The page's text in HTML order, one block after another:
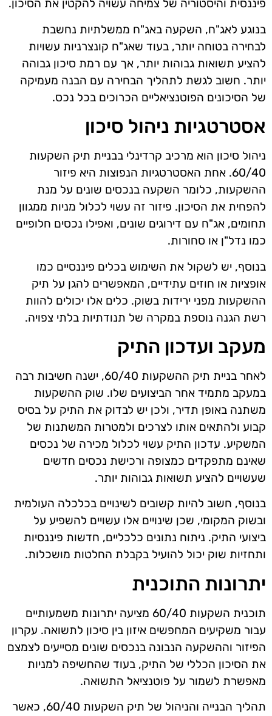
פיננסית והיסטוריה של צמיחה עשויה להקטין את הסיכון.
בנוגע לאג"ח, השקעה באג"ח ממשלתיות נחשבת
לבחירה בטוחה יותר, בעוד שאג"ח קונצרניות עשויות
להציע תשואות גבוהות יותר, אך עם רמת סיכון גבוהה
יותר. חשוב לגשת לתהליך הבחירה עם הבנה מעמיקה
של הסיכונים הפוטנציאליים הכרוכים בכל נכס.
אסטרטגיות ניהול סיכון
ניהול סיכון הוא מרכיב קרדינלי בבניית תיק השקעות
60/40. אחת האסטרטגיות הנפוצות היא פיזור
ההשקעות, כלומר השקעה בנכסים שונים על מנת
להפחית את הסיכון. פיזור זה עשוי לכלול מניות ממגוון
תחומים, אג"ח עם דירוגים שונים, ואפילו נכסים חלופיים
כמו נדל"ן או סחורות.
בנוסף, יש לשקול את השימוש בכלים פיננסיים כמו
אופציות או חוזים עתידיים, המאפשרים להגן על תיק
ההשקעות מפני ירידות בשוק. כלים אלו יכולים להוות
רשת הגנה נוספת במקרה של תנודתיות בלתי צפויה.
מעקב ועדכון התיק
לאחר בניית תיק ההשקעות 60/40, ישנה חשיבות רבה
במעקב מתמיד אחר הביצועים שלו. שוק ההשקעות
משתנה באופן תדיר, ולכן יש לבדוק את התיק על בסיס
קבוע ולהתאים אותו לצרכים ולמטרות המשתנות של
המשקיע. עדכון התיק עשוי לכלול מכירה של נכסים
שאינם מתפקדים כמצופה ורכישת נכסים חדשים
שעשויים להציע תשואות גבוהות יותר.
בנוסף, חשוב להיות קשובים לשינויים בכלכלה העולמית
ובשוק המקומי, שכן שינויים אלו עשויים להשפיע על
ביצועי התיק. ניתוח נתונים כלכליים, חדשות פיננסיות
ותחזיות שוק יכול להועיל בקבלת החלטות מושכלות.
יתרונות התוכנית
תוכנית השקעות 60/40 מציעה יתרונות משמעותיים
עבור משקיעים המחפשים איזון בין סיכון לתשואה. עקרון
הפיזור וההשקעה הנבונה בנכסים שונים מסייעים לצמצם
את הסיכון הכללי של התיק, בעוד שהחשיפה למניות
מאפשרת לשמור על פוטנציאל התשואה.
תהליך הבנייה והניהול של תיק השקעות 60/40, כאשר